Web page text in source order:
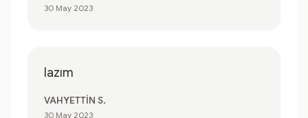
30 May 2023
lazım
VAHYETTİN S.
30 May 2023